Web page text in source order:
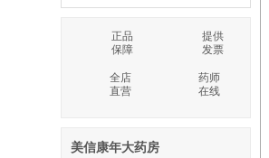
正品
保障
提供
发票
全店
直营
药师
在线
美信康年大药房